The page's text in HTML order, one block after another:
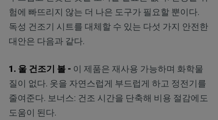
험에 빠뜨리지 않는 더 나은 도구가 필요할 뿐이다.
독성 건조기 시트를 대체할 수 있는 다섯 가지 안전한
대안은 다음과 같다.
1. 울 건조기 볼 - 이 제품은 재사용 가능하며 화학물
질이 없다. 옷을 자연스럽게 부드럽게 하고 정전기를
줄여준다. 보너스: 건조 시간을 단축해 비용 절감에도
도움이 된다.